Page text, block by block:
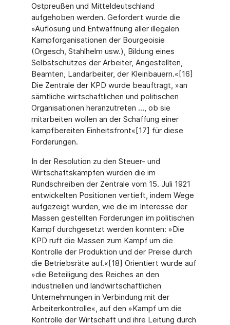
Ostpreußen und Mitteldeutschland
aufgehoben werden. Gefordert wurde die
»Auflösung und Entwaffnung aller illegalen
Kampforganisationen der Bourgeoisie
(Orgesch, Stahlhelm usw.), Bildung eines
Selbstschutzes der Arbeiter, Angestellten,
Beamten, Landarbeiter, der Kleinbauern.«[16]
Die Zentrale der KPD wurde beauftragt, »an
sämtliche wirtschaftlichen und politischen
Organisationen heranzutreten …, ob sie
mitarbeiten wollen an der Schaffung einer
kampfbereiten Einheitsfront«[17] für diese
Forderungen.
In der Resolution zu den Steuer- und
Wirtschaftskämpfen wurden die im
Rundschreiben der Zentrale vom 15. Juli 1921
entwickelten Positionen vertieft, indem Wege
aufgezeigt wurden, wie die im Interesse der
Massen gestellten Forderungen im politischen
Kampf durchgesetzt werden konnten: »Die
KPD ruft die Massen zum Kampf um die
Kontrolle der Produktion und der Preise durch
die Betriebsräte auf.«[18] Orientiert wurde auf
»die Beteiligung des Reiches an den
industriellen und landwirtschaftlichen
Unternehmungen in Verbindung mit der
Arbeiterkontrolle«, auf den »Kampf um die
Kontrolle der Wirtschaft und ihre Leitung durch